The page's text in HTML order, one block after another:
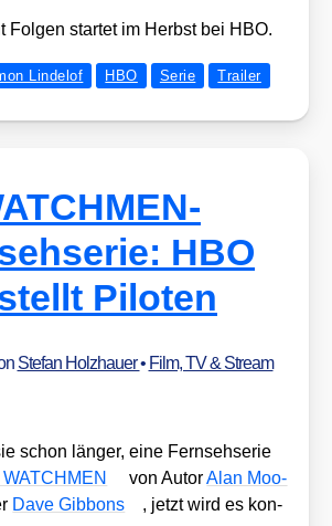
Fol­gen star­tet im Herbst bei HBO.
Lindelof HBO Serie
Trailer
HBO
Piloten
Stefan Holzhauer• Film, TV & Stream
schon län­ger, eine Fern­seh­se­rie
von AutorAlan Moo­
Dave Gib­bons
, jetzt wird es kon­